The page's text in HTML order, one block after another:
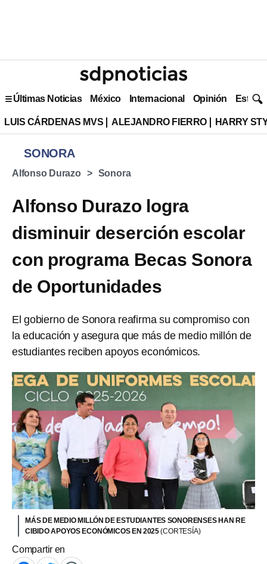
Últimas Noticias México Internacional Opinión Estilo
LUIS CÁRDENAS MVS ALEJANDRO FIERRO HARRY
SONORA
Alfonso Durazo Sonora
Alfonso Durazo logra
disminuir deserción escolar
con programa Becas Sonora
de Oportunidades
El gobierno de Sonora reafirma su compromiso con
la educación y asegura que más de medio millón de
estudiantes reciben apoyos económicos.
MÁS DE MEDIO MILLÓN DE ESTUDIANTES SONORENSES HAN RE
CIBIDO APOYOS ECONÓMICOS EN 2025(CORTESÍA)
Compartir en